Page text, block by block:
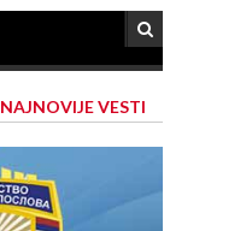
NAJNOVIJE VESTI